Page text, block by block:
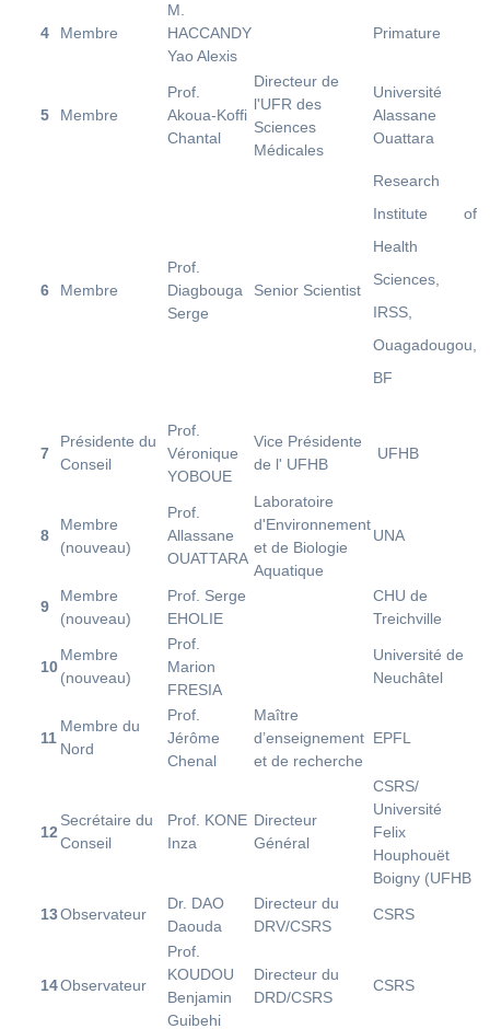
4 Membre
M.
HACCANDY
Yao Alexis
Primature
5 Membre
Prof.
Akoua-Koffi
Chantal
Directeur de
l'UFR des
Sciences
Médicales
Université
Alassane
Ouattara
6 Membre
Prof.
Diagbouga
Serge
Senior Scientist
Research
Institute of
Health
Sciences,
IRSS,
Ouagadougou,
BF
7
Présidente du
Conseil
Prof.
Véronique
YOBOUE
Vice Présidente
de l' UFHB
UFHB
8
Membre
(nouveau)
Prof.
Allassane
OUATTARA
Laboratoire
d'Environnement
et de Biologie
Aquatique
UNA
9
Membre
(nouveau)
Prof. Serge
EHOLIE
CHU de
Treichville
10
Membre
(nouveau)
Prof.
Marion
FRESIA
Université de
Neuchâtel
11
Membre du
Nord
Prof.
Jérôme
Chenal
Maître
d’enseignement
et de recherche
EPFL
12
Secrétaire du
Conseil
Prof. KONE
Inza
Directeur
Général
CSRS/
Université
Felix
Houphouët
Boigny (UFHB
13Observateur
Dr. DAO
Daouda
Directeur du
DRV/CSRS
CSRS
14Observateur
Prof.
KOUDOU
Benjamin
Guibehi
Directeur du
DRD/CSRS
CSRS